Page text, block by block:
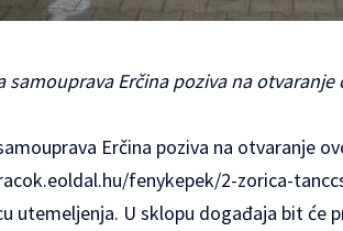
samouprava Erčina poziva na
Erčina poziva na otvaranje
fenykepek/2-zorica-
utemeljenja. U sklopu događaja bit će